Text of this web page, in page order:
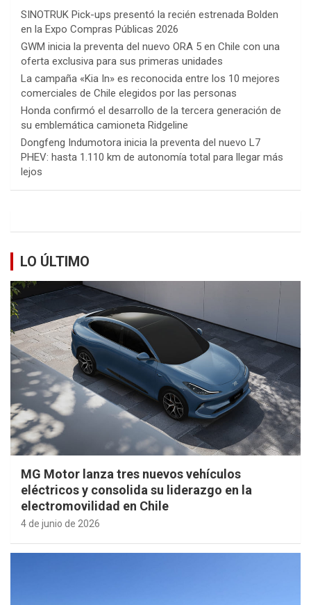
SINOTRUK Pick-ups presentó la recién estrenada Bolden
en la Expo Compras Públicas 2026
GWM inicia la preventa del nuevo ORA 5 en Chile con una
oferta exclusiva para sus primeras unidades
La campaña «Kia In» es reconocida entre los 10 mejores
comerciales de Chile elegidos por las personas
Honda confirmó el desarrollo de la tercera generación de
su emblemática camioneta Ridgeline
Dongfeng Indumotora inicia la preventa del nuevo L7
PHEV: hasta 1.110 km de autonomía total para llegar más
lejos
LO ÚLTIMO
MG Motor lanza tres nuevos vehículos
eléctricos y consolida su liderazgo en la
electromovilidad en Chile
4 de junio de 2026